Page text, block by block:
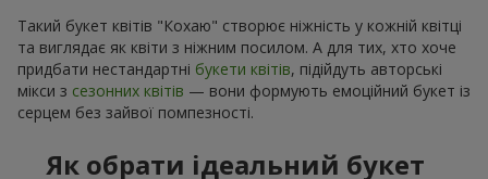
Такий букет квітів "Кохаю" створює ніжність у кожній квітці
та виглядає як квіти з ніжним посилом. А для тих, хто хоче
придбати нестандартні букети квітів, підійдуть авторські
мікси з сезонних квітів — вони формують емоційний букет із
серцем без зайвої помпезності.
Як обрати ідеальний букет